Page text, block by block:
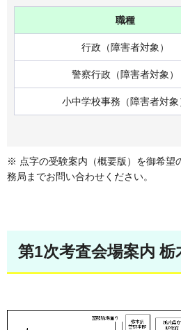
職種
行政（障害者対象）
警察行政（障害者対象）
小中学校事務（障害者対象
※ 点字の受験案内（概要版）を御希望
務局までお問い合わせください。
第1次考査会場案内 栃